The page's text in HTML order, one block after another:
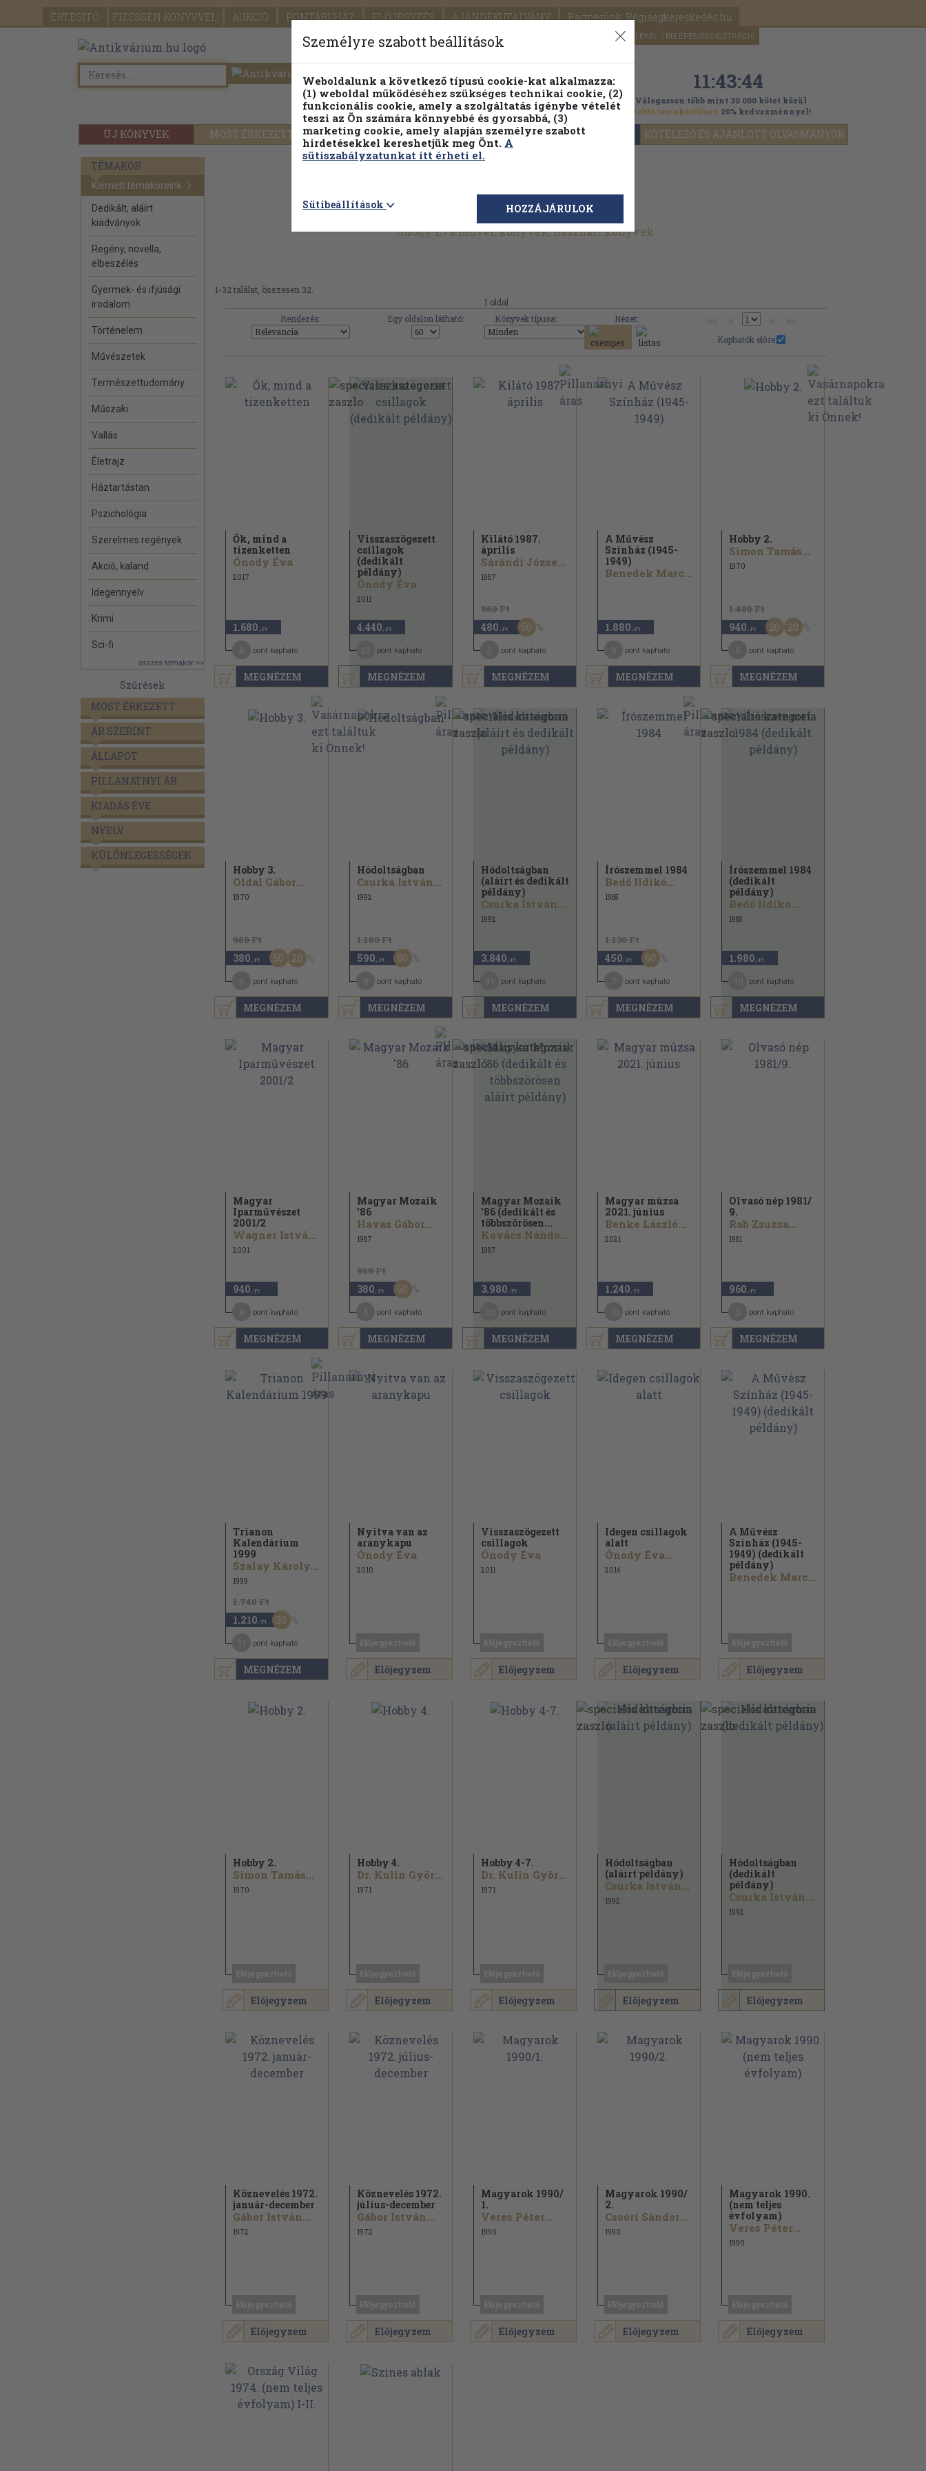
ÉRTESÍTŐ FIZESSEN KÖNYVVEL! AUKCIÓ PONTÁRUHÁZ ELŐJEGYZÉS AJÁNDÉKUTALVÁNY Partnerünk: Régiségkereskedés.hu
SEGÍTSÉG HÍRLEVÉL BELÉPÉS/REGISZTRÁCIÓ
ÚJ KÖNYVEK MOST ÉRKEZETT PILLANATNYI ÁRAINK FENNTARTHATÓ OLVASMÁNYOK KÖTELEZŐ ÉS AJÁNLOTT OLVASMÁNYOK
Részletes kereső Témaköri fa 11:43:42
Válogasson több mint 30 000 kötet közül
Hobbi témakörökben 20% kedvezménnyel!
TÉMAKÖR
Kiemelt témaköreink
Dedikált, aláírt
kiadványok
Regény, novella,
elbeszélés
Gyermek- és ifjúsági
irodalom
Történelem
Művészetek
Természettudomány
Műszaki
Vallás
Életrajz
Háztartástan
Pszichológia
Szerelmes regények
Akció, kaland
Idegennyelv
Krimi
Sci-fi
összes témakör >>
Szűrések
MOST ÉRKEZETT
ÁR SZERINT
ÁLLAPOT
PILLANATNYI ÁR
KIADÁS ÉVE
NYELV
KÜLÖNLEGESSÉGEK
Ónody Éva művei, könyvek, használt könyvek
1-32 találat, összesen 32.
1 oldal
Rendezés:
Egy oldalon látható: Könyvek típusa:
Nézet:
Kaphatók előre:
MEGNÉZEM
Ők, mind a
tizenketten
Ónody Éva
2017
1.680 ,-Ft
pont kapható
MEGNÉZEM
Visszaszögezett
csillagok
(dedikált
példány)
Ónody Éva
2011
4.440 ,-Ft
pont kapható
MEGNÉZEM
Kilátó 1987.
április
Sárándi József...
1987
960 Ft
480 ,-Ft 50
pont kapható
MEGNÉZEM
A Művész
Színház (1945-
1949)
Benedek Marcell...
1.880 ,-Ft
pont kapható
MEGNÉZEM
Hobby 2.
Simon Tamás...
1970
1.480 Ft
940 ,-Ft 20 20
pont kapható
MEGNÉZEM
Hobby 3.
Oldal Gábor...
1970
960 Ft
380 ,-Ft 50 20
pont kapható
MEGNÉZEM
Hódoltságban
Csurka István...
1992
1.180 Ft
590 ,-Ft 50
pont kapható
MEGNÉZEM
Hódoltságban
(aláírt és dedikált
példány)
Csurka István...
1992
3.840 ,-Ft
pont kapható
MEGNÉZEM
Írószemmel 1984
Bedő Ildikó...
1985
1.130 Ft
450 ,-Ft 60
pont kapható
MEGNÉZEM
Írószemmel 1984
(dedikált
példány)
Bedő Ildikó...
1985
1.980 ,-Ft
pont kapható
MEGNÉZEM
Magyar
Iparművészet
2001/2
Wagner István...
2001
940 ,-Ft
pont kapható
MEGNÉZEM
Magyar Mozaik
'86
Havas Gábor...
1987
960 Ft
380 ,-Ft 60
pont kapható
MEGNÉZEM
Magyar Mozaik
'86 (dedikált és
többszörösen...
Kovács Nándor...
1987
3.980 ,-Ft
pont kapható
MEGNÉZEM
Magyar múzsa
2021. június
Benke László...
2021
1.240 ,-Ft
pont kapható
MEGNÉZEM
Olvasó nép 1981/
9.
Rab Zsuzsa...
1981
960 ,-Ft
pont kapható
MEGNÉZEM
Trianon
Kalendárium
1999
Szalay Károly...
1999
1.740 Ft
1.210 ,-Ft 30
pont kapható
Előjegyzem
Nyitva van az
aranykapu
Ónody Éva
2010
Előjegyzem
Visszaszögezett
csillagok
Ónody Éva
2011
Előjegyzem
Idegen csillagok
alatt
Ónody Éva...
2014
Előjegyzem
A Művész
Színház (1945-
1949) (dedikált
példány)
Benedek Marcell...
Előjegyzem
Hobby 2.
Simon Tamás...
1970
Előjegyzem
Hobby 4.
Dr. Kulin György...
1971
Előjegyzem
Hobby 4-7.
Dr. Kulin György...
1971
Előjegyzem
Hódoltságban
(aláírt példány)
Csurka István...
1992
Előjegyzem
Hódoltságban
(dedikált
példány)
Csurka István...
1992
Előjegyzem
Köznevelés 1972.
január-december
Gábor István...
1972
Előjegyzem
Köznevelés 1972.
július-december
Gábor István...
1972
Előjegyzem
Magyarok 1990/
1.
Veres Péter...
1990
Előjegyzem
Magyarok 1990/
2.
Csoóri Sándor...
1990
Előjegyzem
Magyarok 1990.
(nem teljes
évfolyam)
Veres Péter...
1990
Személyre szabott beállítások
Weboldalunk a következő típusú cookie-kat alkalmazza:
(1) weboldal működéséhez szükséges technikai cookie, (2)
funkcionális cookie, amely a szolgáltatás igénybe vételét
teszi az Ön számára könnyebbé és gyorsabbá, (3)
marketing cookie, amely alapján személyre szabott
hirdetésekkel kereshetjük meg Önt. A
sütiszabályzatunkat itt érheti el.
Sütibeállítások HOZZÁJÁRULOK